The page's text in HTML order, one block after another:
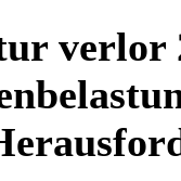
verlor